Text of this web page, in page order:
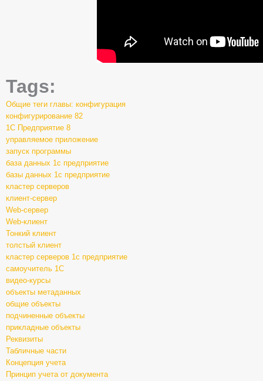
Tags:
Общие теги главы: конфигурация
конфигурирование 82
1С Предприятие 8
управляемое приложение
запуск программы
база данных 1с предприятие
базы данных 1с предприятие
кластер серверов
клиент-сервер
Web-сервер
Web-клиент
Тонкий клиент
толстый клиент
кластер серверов 1с предприятие
самоучитель 1С
видео-курсы
объекты метаданных
общие объекты
подчиненные объекты
прикладные объекты
Реквизиты
Табличные части
Концепция учета
Принцип учета от документа